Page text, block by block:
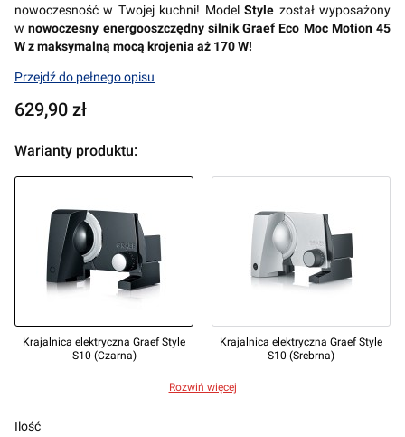
nowoczesność w Twojej kuchni! ModelStyle został wyposażony
w nowoczesny energooszczędny silnik Graef Eco Moc Motion 45
W z maksymalną mocą krojenia aż 170 W!
Przejdź do pełnego opisu
Cena
629,90 zł
Warianty produktu:
Krajalnica elektryczna Graef Style
S10 (Czarna)
Krajalnica elektryczna Graef Style
S10 (Srebrna)
Rozwiń więcej
Ilość